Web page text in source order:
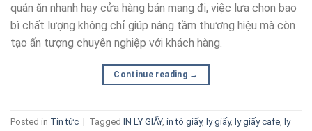
quán ăn nhanh hay cửa hàng bán mang đi, việc lựa chọn bao
bì chất lượng không chỉ giúp nâng tầm thương hiệu mà còn
tạo ấn tượng chuyên nghiệp với khách hàng.
Continue reading →
Posted in Tin tức | Tagged IN LY GIẤY, in tô giấy, ly giấy, ly giấy cafe ly